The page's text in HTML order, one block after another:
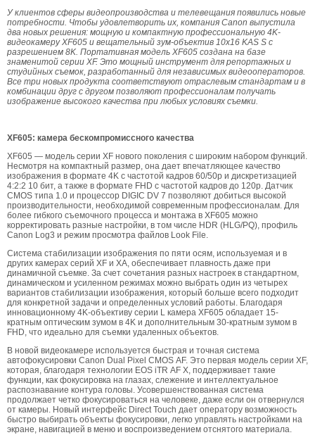
У клиентов сферы видеопроизводства и телевещания появились новые
потребности. Чтобы удовлетворить их, компания Canon выпустила
два новых решения: мощную и компактную профессиональную 4K-
видеокамеру XF605 и вещательный зум-объектив 10x16 KAS S с
разрешением 8K. Портативная модель XF605 создана на базе
знаменитой серии XF. Это мощный инструмент для репортажных и
студийных съемок, разработанный для независимых видеооператоров.
Все три новых продукта соответствуют отраслевым стандартам и в
комбинации друг с другом позволяют профессионалам получать
изображение высокого качества при любых условиях съемки.
XF605: камера бескомпромиссного качества
XF605 — модель серии XF нового поколения с широким набором функций.
Несмотря на компактный размер, она дает впечатляющее качество
изображения в формате 4K с частотой кадров 60/50p и дискретизацией
4:2:2 10 бит, а также в формате FHD с частотой кадров до 120p. Датчик
CMOS типа 1.0 и процессор DIGIC DV 7 позволяют добиться высокой
производительности, необходимой современным профессионалам. Для
более гибкого съемочного процесса и монтажа в XF605 можно
корректировать разные настройки, в том числе HDR (HLG/PQ), профиль
Canon Log3 и режим просмотра файлов Look File.
Система стабилизации изображения по пяти осям, используемая и в
других камерах серий XF и XA, обеспечивает плавность даже при
динамичной съемке. За счет сочетания разных настроек в стандартном,
динамическом и усиленном режимах можно выбрать один из четырех
вариантов стабилизации изображения, который больше всего подходит
для конкретной задачи и определенных условий работы. Благодаря
инновационному 4K-объективу серии L камера XF605 обладает 15-
кратным оптическим зумом в 4K и дополнительным 30-кратным зумом в
FHD, что идеально для съемки удаленных объектов.
В новой видеокамере используется быстрая и точная система
автофокусировки Canon Dual Pixel CMOS AF. Это первая модель серии XF,
которая, благодаря технологии EOS iTR AF X, поддерживает такие
функции, как фокусировка на глазах, слежение и интеллектуальное
распознавание контура головы. Усовершенствованная система
продолжает четко фокусироваться на человеке, даже если он отвернулся
от камеры. Новый интерфейс Direct Touch дает оператору возможность
быстро выбирать объекты фокусировки, легко управлять настройками на
экране, навигацией в меню и воспроизведением отснятого материала.